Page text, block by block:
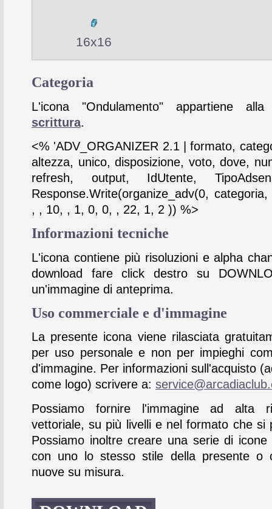
16x16
Categoria
L'icona "Ondulamento" appartiene alla
scrittura.
<% 'ADV_ORGANIZER 2.1 | formato,
altezza, unico, disposizione, voto, dove,
refresh, output, IdUtente,
Response.Write(organize_adv(0,
, , 10, , 1, 0, 0, , 22, 1, 2 )) %>
Informazioni tecniche
L'icona contiene più risoluzioni e alpha
download fare click destro su
un'immagine di anteprima.
Uso commerciale e d'immagine
La presente icona viene rilasciata
per uso personale e non per impieghi
d'immagine. Per informazioni sull'acquisto
come logo) scrivere a:
Possiamo fornire l'immagine ad alta
vettoriale, su più livelli e nel formato che si
Possiamo inoltre creare una serie di icone
con uno lo stesso stile della presente o
nuove su misura.